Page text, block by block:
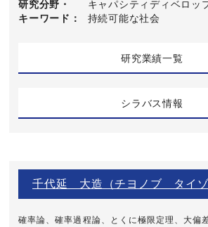
研究分野・
キーワード
キャパシティディベロッ
持続可能な社会
研究業績一覧
シラバス情報
千代延 大造（チヨノブ タイゾ
確率論、確率過程論、とくに極限定理、大偏